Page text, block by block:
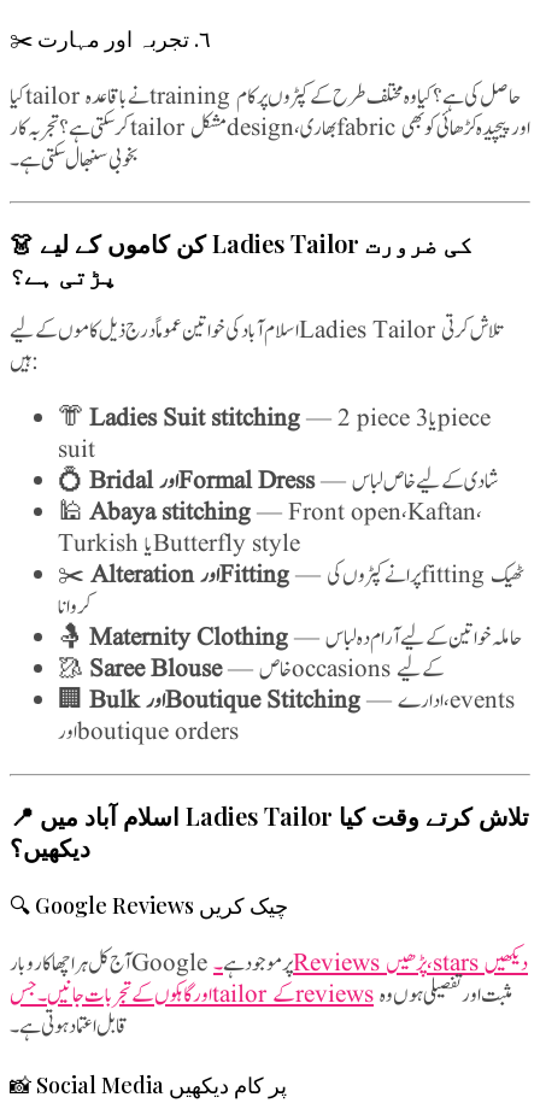
✂️ ٦. تجربہ اور مہارت
کیا tailor نے باقاعدہ training حاصل کی ہے؟ کیا وہ مختلف طرح کے کپڑوں پر کام
کر سکتی ہے؟ تجربہ کار tailor مشکل design، بھاری fabric اور پیچیدہ کڑھائی کو بھی
بخوبی سنبھال سکتی ہے۔
👗 کن کاموں کے لیے Ladies Tailor کی ضرورت
پڑتی ہے؟
اسلام آباد کی خواتین عموماً درج ذیل کاموں کے لیے Ladies Tailor تلاش کرتی
ہیں:
👘 Ladies Suit stitching— 2 piece یا 3 piece
suit
💍
Bridal اور Formal Dress
— شادی کے لیے خاص لباس
🕌 Abaya stitching— Front open، Kaftan،
Turkish یا Butterfly style
✂️
Alteration اور Fitting— پرانے کپڑوں کی fitting ٹھیک
کروانا
🤱 Maternity Clothing
— حاملہ خواتین کے لیے آرام دہ لباس
🥻 Saree Blouse
— خاص occasions کے لیے
🏢
Bulk اور Boutique Stitching— ادارے، events
اور boutique orders
📍 اسلام آباد میں Ladies Tailor تلاش کرتے وقت کیا
دیکھیں؟
🔍 Google Reviews چیک کریں
آج کل ہر اچھا کاروبار Google پر موجود ہے۔ Reviews پڑھیں، stars دیکھیں
اور گاہکوں کے تجربات جانیں۔ جس tailor کے reviews
قابل اعتماد ہوتی ہے۔
📸 Social Media پر کام دیکھیں